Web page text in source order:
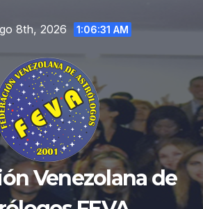
8th, 2026 1:06:31 AM
Venezolana de